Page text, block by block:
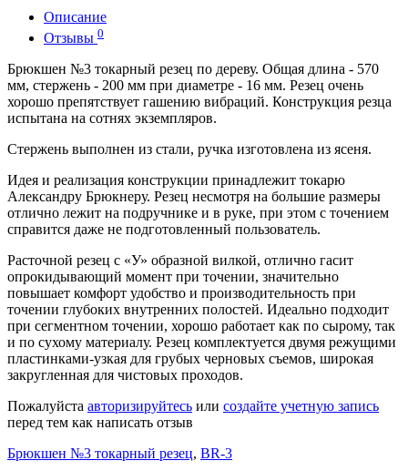
Описание
Отзывы 0
Брюкшен №3 токарный резец по дереву. Общая длина - 570
мм, стержень - 200 мм при диаметре - 16 мм. Резец очень
хорошо препятствует гашению вибраций. Конструкция резца
испытана на сотнях экземпляров.
Стержень выполнен из стали, ручка изготовлена из ясеня.
Идея и реализация конструкции принадлежит токарю
Александру Брюкнеру. Резец несмотря на большие размеры
отлично лежит на подручнике и в руке, при этом с точением
справится даже не подготовленный пользователь.
Расточной резец с «У» образной вилкой, отлично гасит
опрокидывающий момент при точении, значительно
повышает комфорт удобство и производительность при
точении глубоких внутренних полостей. Идеально подходит
при сегментном точении, хорошо работает как по сырому, так
и по сухому материалу. Резец комплектуется двумя режущими
пластинками-узкая для грубых черновых съемов, широкая
закругленная для чистовых проходов.
Пожалуйста авторизируйтесь или создайте учетную запись
перед тем как написать отзыв
Брюкшен №3 токарный резец, BR-3